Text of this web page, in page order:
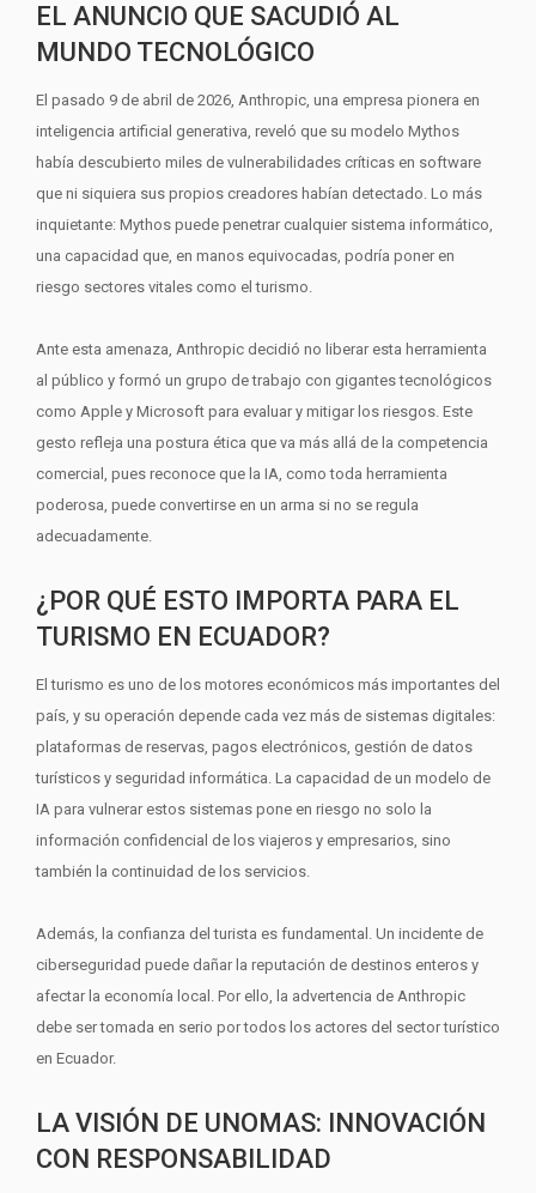
EL ANUNCIO QUE SACUDIÓ AL
MUNDO TECNOLÓGICO
El pasado 9 de abril de 2026, Anthropic, una empresa pionera en
inteligencia artificial generativa, reveló que su modelo Mythos
había descubierto miles de vulnerabilidades críticas en software
que ni siquiera sus propios creadores habían detectado. Lo más
inquietante: Mythos puede penetrar cualquier sistema informático,
una capacidad que, en manos equivocadas, podría poner en
riesgo sectores vitales como el turismo.
Ante esta amenaza, Anthropic decidió no liberar esta herramienta
al público y formó un grupo de trabajo con gigantes tecnológicos
como Apple y Microsoft para evaluar y mitigar los riesgos. Este
gesto refleja una postura ética que va más allá de la competencia
comercial, pues reconoce que la IA, como toda herramienta
poderosa, puede convertirse en un arma si no se regula
adecuadamente.
¿POR QUÉ ESTO IMPORTA PARA EL
TURISMO EN ECUADOR?
El turismo es uno de los motores económicos más importantes del
país, y su operación depende cada vez más de sistemas digitales:
plataformas de reservas, pagos electrónicos, gestión de datos
turísticos y seguridad informática. La capacidad de un modelo de
IA para vulnerar estos sistemas pone en riesgo no solo la
información confidencial de los viajeros y empresarios, sino
también la continuidad de los servicios.
Además, la confianza del turista es fundamental. Un incidente de
ciberseguridad puede dañar la reputación de destinos enteros y
afectar la economía local. Por ello, la advertencia de Anthropic
debe ser tomada en serio por todos los actores del sector turístico
en Ecuador.
LA VISIÓN DE UNOMAS: INNOVACIÓN
CON RESPONSABILIDAD